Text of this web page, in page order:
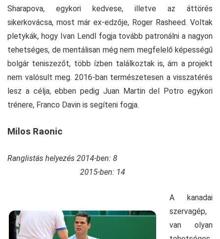
Sharapova, egykori kedvese, illetve az áttörés
sikerkovácsa, most már ex-edzője, Roger Rasheed. Voltak
pletykák, hogy Ivan Lendl fogja tovább patronálni a nagyon
tehetséges, de mentálisan még nem megfelelő képességű
bolgár teniszezőt, több ízben találkoztak is, ám a projekt
nem valósult meg. 2016-ban természetesen a visszatérés
lesz a célja, ebben pedig Juan Martin del Potro egykori
trénere, Franco Davin is segíteni fogja.
Milos Raonic
Ranglistás helyezés 2014-ben: 8
2015-ben: 14
A kanadai
szervagép,
van olyan